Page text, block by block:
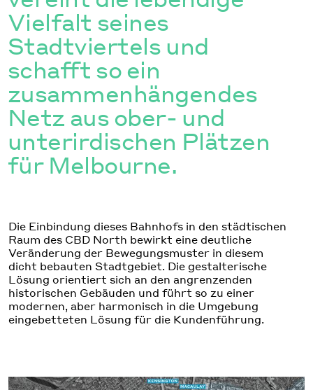
Vielfalt seines
Stadtviertels und
schafft so ein
zusammenhängendes
Netz aus ober- und
unterirdischen Plätzen
für Melbourne.
Die Einbindung dieses Bahnhofs in den städtischen
Raum des CBD North bewirkt eine deutliche
Veränderung der Bewegungsmuster in diesem
dicht bebauten Stadtgebiet. Die gestalterische
Lösung orientiert sich an den angrenzenden
historischen Gebäuden und führt so zu einer
modernen, aber harmonisch in die Umgebung
eingebetteten Lösung für die Kundenführung.